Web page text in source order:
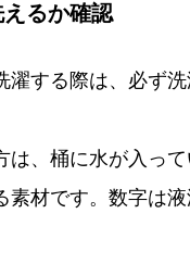
るか確認
濯する際は、必ず
は、桶に水が入って
素材です。数字は